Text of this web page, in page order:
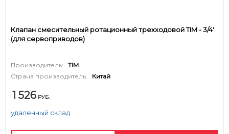
Клапан смесительный ротационный трехходовой TIM - 3/4'
(для сервоприводов)
Производитель:
TIM
Страна производитель:
Китай
1 526 РУБ.
удаленный склад